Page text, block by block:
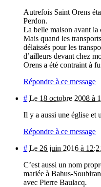
Autrefois Saint Orens
Perdon.
La belle maison avant la
Mais quand les
délaissés pour les
d’ailleurs devant chez
Orens a été contraint à
Répondre à ce message
# Le 18 octobre 2008 à
Il y a aussi une église et
Répondre à ce message
# Le 26 juin 2016 à
C’est aussi un nom
mariée à Bahus-
avec Pierre Baulacq.